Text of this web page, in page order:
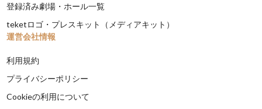
登録済み劇場・ホール一覧
teketロゴ・プレスキット（メディアキット）
運営会社情報
利用規約
プライバシーポリシー
Cookieの利用について